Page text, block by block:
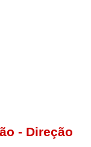
- Direção